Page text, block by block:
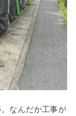
なんだか工事が